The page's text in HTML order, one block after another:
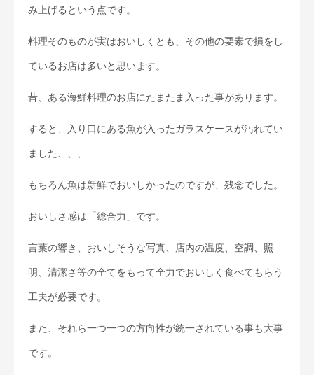
み上げるという点です。
料理そのものが実はおいしくとも、その他の要素で損をし
ているお店は多いと思います。
昔、ある海鮮料理のお店にたまたま入った事があります。
すると、入り口にある魚が入ったガラスケースが汚れてい
ました、、、
もちろん魚は新鮮でおいしかったのですが、残念でした。
おいしさ感は「総合力」です。
言葉の響き、おいしそうな写真、店内の温度、空調、照
明、清潔さ等の全てをもって全力でおいしく食べてもらう
工夫が必要です。
また、それら一つ一つの方向性が統一されている事も大事
です。